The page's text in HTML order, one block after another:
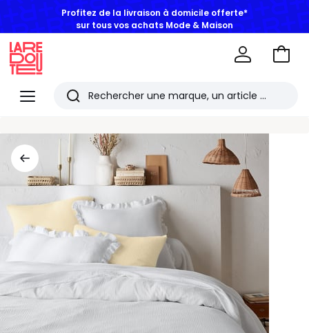
sur tous vos achats Mode & Maison
Menu
Redoute
Rechercher
derniers
articles
consultés
Aller